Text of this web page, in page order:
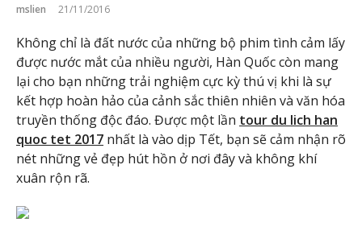
mslien 21/11/2016
Không chỉ là đất nước của những bộ phim tình cảm lấy
được nước mắt của nhiều người, Hàn Quốc còn mang
lại cho bạn những trải nghiệm cực kỳ thú vị khi là sự
kết hợp hoàn hảo của cảnh sắc thiên nhiên và văn hóa
truyền thống độc đáo. Được một lần tour du lich han
quoc tet 2017 nhất là vào dịp Tết, bạn sẽ cảm nhận rõ
nét những vẻ đẹp hút hồn ở nơi đây và không khí
xuân rộn rã.